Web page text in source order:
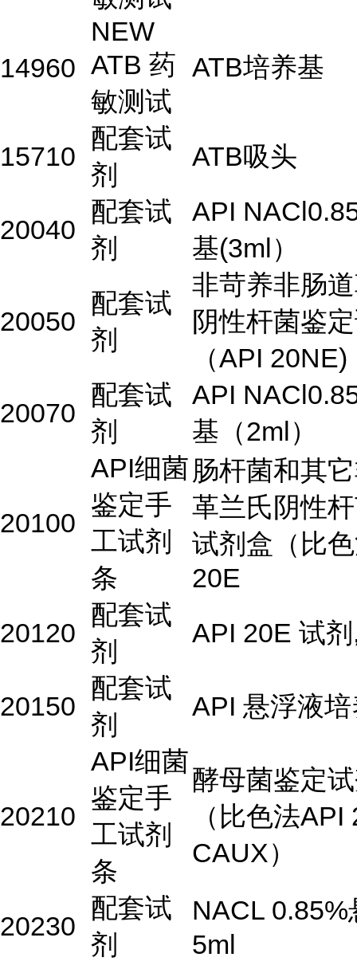
14960
NEW
ATB 药
敏测试
ATB培养基
15710
配套试
剂
ATB吸头
20040
配套试
剂
API
基(3ml）
20050
配套试
剂
非苛养非肠
阴性杆菌鉴
（API 20NE)
20070
配套试
剂
API
基（2ml）
20100
API细菌
鉴定手
工试剂
条
肠杆菌和其
革兰氏阴性
试剂盒（比
20E
20120
配套试
剂
API 20E 试
20150
配套试
剂
API 悬浮液
20210
API细菌
鉴定手
工试剂
条
酵母菌鉴定
（比色法API
CAUX）
20230
配套试
剂
NACL 0.85%
5ml